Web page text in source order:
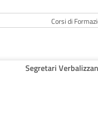
Segretari